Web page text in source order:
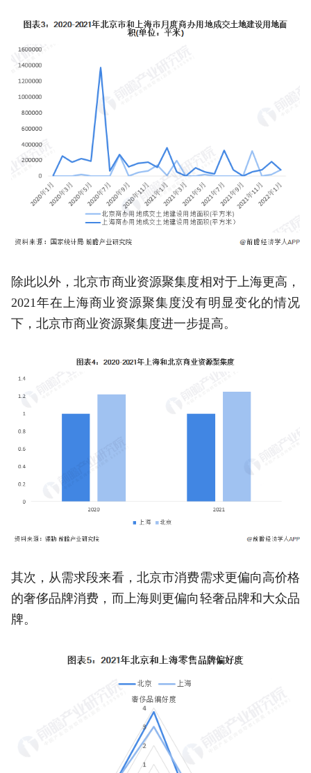
除此以外，北京市商业资源聚集度相对于上海更高，
2021年在上海商业资源聚集度没有明显变化的情况
下，北京市商业资源聚集度进一步提高。
其次，从需求段来看，北京市消费需求更偏向高价格
的奢侈品牌消费，而上海则更偏向轻奢品牌和大众品
牌。